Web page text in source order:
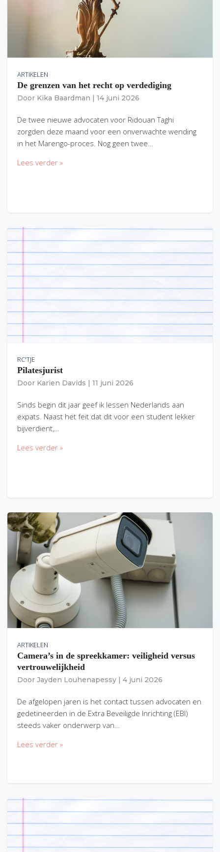
ARTIKELEN
De grenzen van het recht op verdediging
Door Kika Baardman 14 juni 2026
De twee nieuwe advocaten voor Ridouan Taghi
zorgden deze maand voor een onverwachte wending
in het Marengo-proces. Nog geen twee…
Lees verder »
RC'TJE
Pilatesjurist
Door Karien Davids 11 juni 2026
Sinds begin dit jaar geef ik lessen Nederlands aan
expats. Naast het feit dat dit voor een student lekker
bijverdient,…
Lees verder »
ARTIKELEN
Camera’s in de spreekkamer: veiligheid versus
vertrouwelijkheid
Door Jayden Louhenapessy 4 juni 2026
De afgelopen jaren is het contact tussen advocaten en
gedetineerden in de Extra Beveiligde Inrichting (EBI)
steeds vaker onderwerp van…
Lees verder »